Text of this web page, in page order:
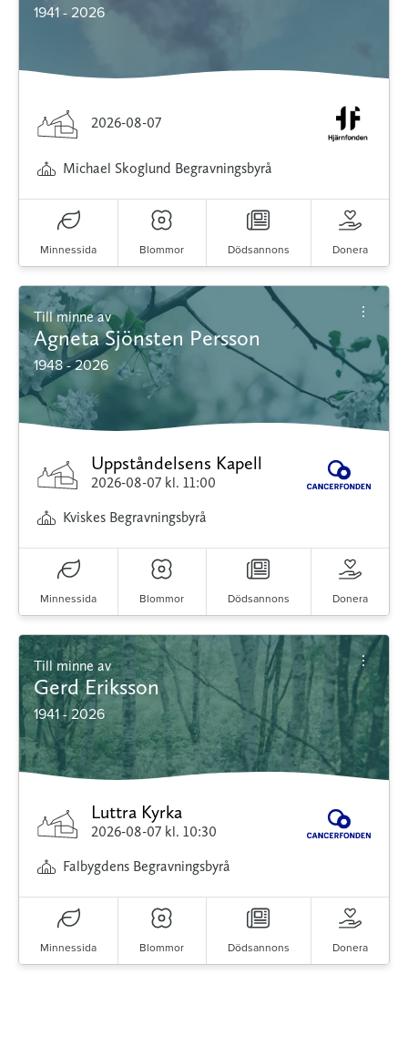
1941 - 2026
2026-08-07
Michael Skoglund Begravningsbyrå
Minnessida Blommor Dödsannons Donera
Till minne av
Agneta Sjönsten Persson
1948 - 2026
Uppståndelsens Kapell
2026-08-07 kl. 11:00
Kviskes Begravningsbyrå
Minnessida Blommor Dödsannons Donera
Till minne av
Gerd Eriksson
1941 - 2026
Luttra Kyrka
2026-08-07 kl. 10:30
Falbygdens Begravningsbyrå
Minnessida Blommor Dödsannons Donera